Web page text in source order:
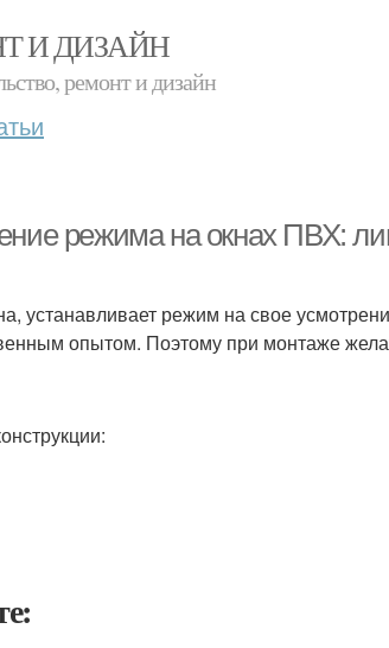
И ДИЗАЙН
ремонт и дизайн
режима на окнах ПВХ:
устанавливает режим на свое
опытом. Поэтому при монтаже